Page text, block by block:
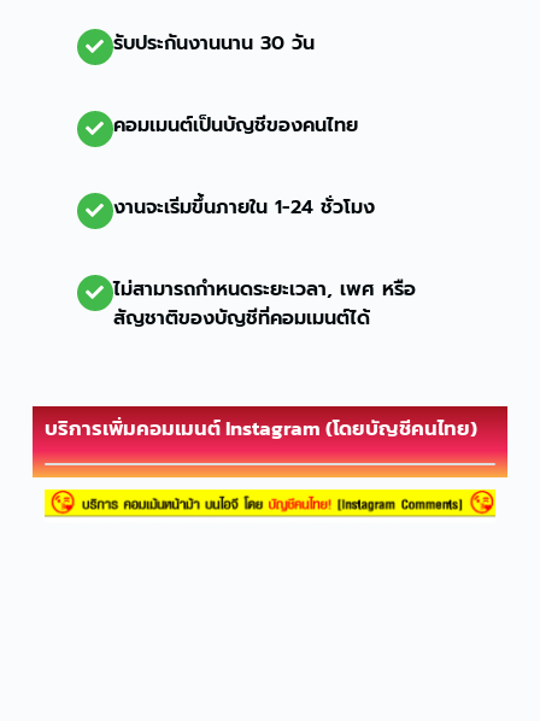
รับประกันงานนาน 30 วัน
คอมเมนต์เป็นบัญชีของคนไทย
งานจะเริ่มขึ้นภายใน 1-24 ชั่วโมง
ไม่สามารถกำหนดระยะเวลา, เพศ หรือ
สัญชาติของบัญชีที่คอมเมนต์ได้
บริการเพิ่มคอมเมนต์ Instagram (โดยบัญชีคนไทย)